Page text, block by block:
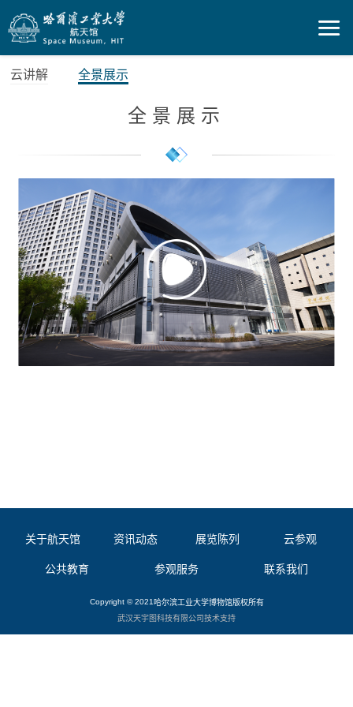
云讲解 全景展示
全景展示
关于航天馆 资讯动态 展览陈列 云参观
公共教育 参观服务 联系我们
Copyright © 2021 哈尔滨工业大学博物馆版权所有
武汉天宇图科技有限公司技术支持